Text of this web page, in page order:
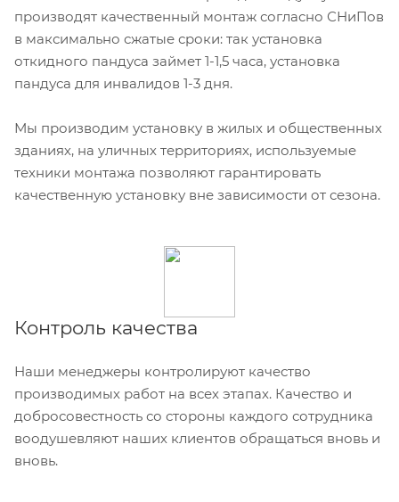
производят качественный монтаж согласно СНиПов
в максимально сжатые сроки: так установка
откидного пандуса займет 1-1,5 часа, установка
пандуса для инвалидов 1-3 дня.
Мы производим установку в жилых и общественных
зданиях, на уличных территориях, используемые
техники монтажа позволяют гарантировать
качественную установку вне зависимости от сезона.
Контроль качества
Наши менеджеры контролируют качество
производимых работ на всех этапах. Качество и
добросовестность со стороны каждого сотрудника
воодушевляют наших клиентов обращаться вновь и
вновь.